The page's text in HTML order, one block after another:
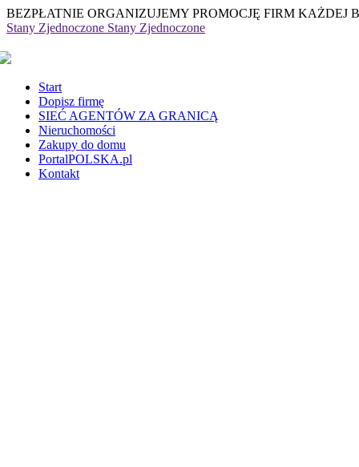
BEZPŁATNIE ORGANIZUJEMY PROMOCJĘ FIRM KAŻDEJ
Stany Zjednoczone Stany Zjednoczone
Start
Dopisz firmę
SIEĆ AGENTÓW ZA GRANICĄ
Nieruchomości
Zakupy do domu
PortalPOLSKA.pl
Kontakt